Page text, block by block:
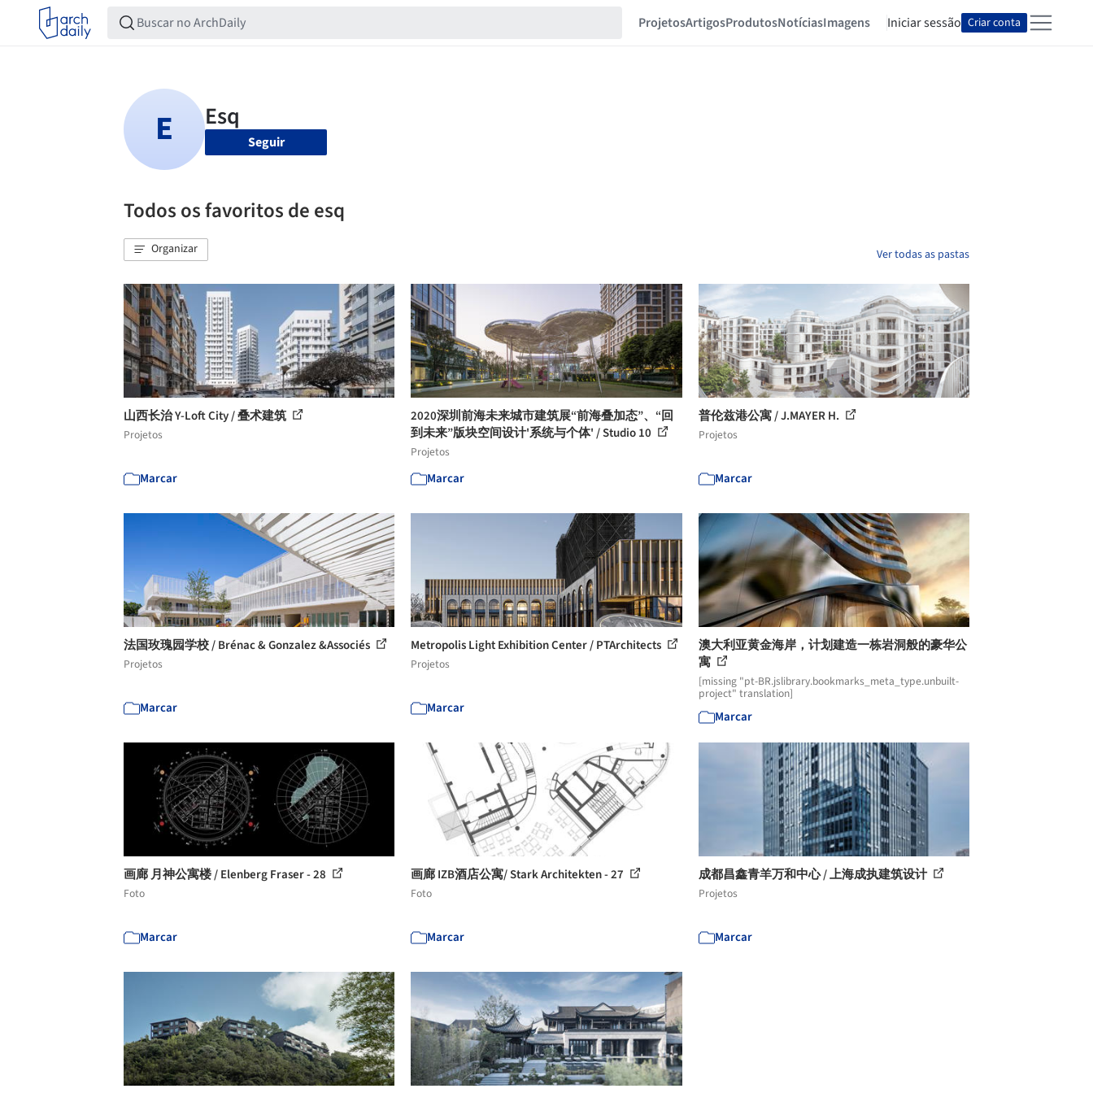
ProjetosArtigosProdutosNotíciasImagens Iniciar sessão Criar conta
Seguir
Todos os favoritos de esq
Organizar Ver todas as pastas
山西长治 Y-Loft City / 叠术建筑
Projetos
Marcar
2020深圳前海未来城市建筑展“前海叠加态”、“回
到未来”版块空间设计'系统与个体' / Studio 10
Projetos
Marcar
普伦兹港公寓 / J.MAYER H.
Projetos
Marcar
法国玫瑰园学校 / Brénac & Gonzalez &Associés
Projetos
Marcar
Metropolis Light Exhibition Center / PTArchitects
Projetos
Marcar
澳大利亚黄金海岸，计划建造一栋岩洞般的豪华公
寓
[missing "pt-BR.jslibrary.bookmarks_meta_type.unbuilt-
project" translation]
Marcar
画廊 月神公寓楼 / Elenberg Fraser - 28
Foto
Marcar
画廊 IZB酒店公寓/ Stark Architekten - 27
Foto
Marcar
成都昌鑫青羊万和中心 / 上海成执建筑设计
Projetos
Marcar